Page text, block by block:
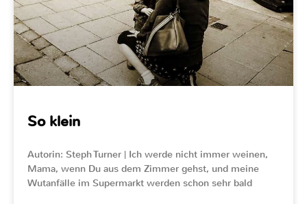
So klein
Autorin: Steph Turner | Ich werde nicht immer weinen,
Mama, wenn Du aus dem Zimmer gehst, und meine
Wutanfälle im Supermarkt werden schon sehr bald